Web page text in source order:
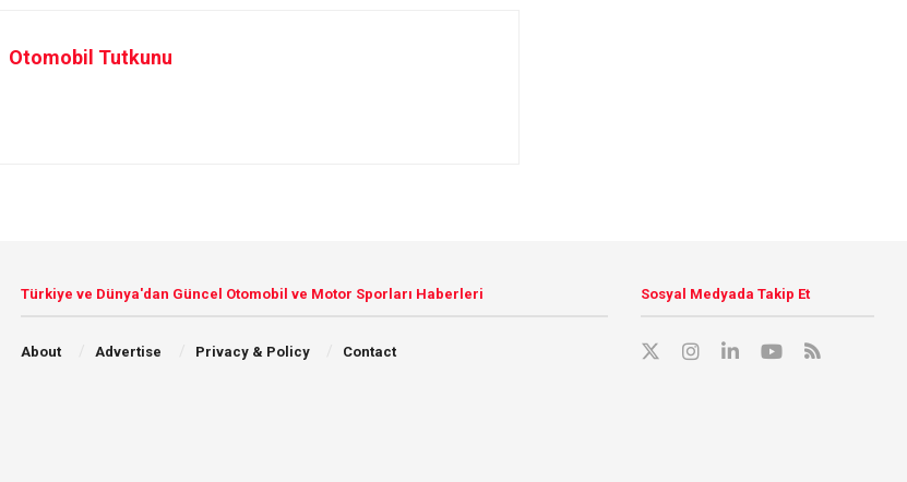
Otomobil Tutkunu
Türkiye ve Dünya'dan Güncel Otomobil ve Motor Sporları Haberleri
About Advertise Privacy & Policy Contact
Sosyal Medyada Takip Et